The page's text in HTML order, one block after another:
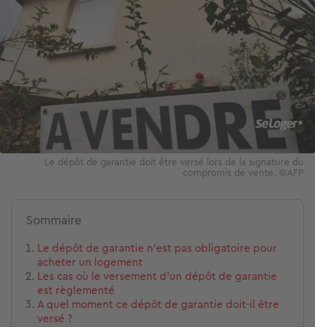
Le dépôt de garantie doit être versé lors de la signature du
compromis de vente. ©AFP
Sommaire
Le dépôt de garantie n'est pas obligatoire pour
acheter un logement
Les cas où le versement d’un dépôt de garantie
est règlementé
A quel moment ce dépôt de garantie doit-il être
versé ?